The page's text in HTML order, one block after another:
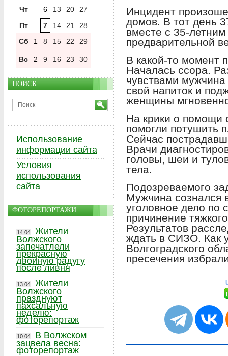
Инцидент
домов. В тот день
вместе с 35-
предварительной
В какой-то момент
Началась ссора.
чувствами
свой напиток и
женщины
На крики о помощи
помогли потушить
Сейчас
Врачи
головы, шеи и
тела.
Подозреваемого
Мужчина сознался
уголовное дело по
причинение
Результатов
ждать в СИЗО. Как
Волгоградского
пресечения
Чт 6 13 20
27
Пт
7 14 21
28
Сб
1 8 15 22 29
Вс 2 9 16 23 30
ПОИСК
Использование
информации сайта
Условия
использования
сайта
ФОТОРЕПОРТАЖИ
14.04
Жители
Волжского
запечатлели
прекрасную
двойную радугу
после ливня
13.04
Жители
Волжского
празднуют
пахсальную
неделю:
фоторепортаж
10.04
В Волжском
зацвела весна:
фоторепортаж